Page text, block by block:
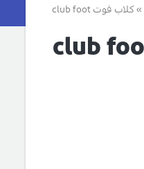
كلاب فوت club foot